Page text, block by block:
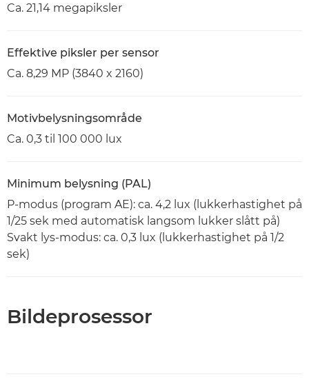
Ca. 21,14 megapiksler
Effektive piksler per sensor
Ca. 8,29 MP (3840 x 2160)
Motivbelysningsområde
Ca. 0,3 til 100 000 lux
Minimum belysning (PAL)
P-modus (program AE): ca. 4,2 lux (lukkerhastighet på
1/25 sek med automatisk langsom lukker slått på)
Svakt lys-modus: ca. 0,3 lux (lukkerhastighet på 1/2
sek)
Bildeprosessor